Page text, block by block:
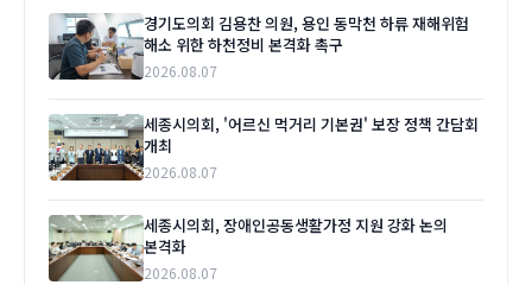
경기도의회 김용찬 의원, 용인 동막천 하류 재해위험
해소 위한 하천정비 본격화 촉구
2026.08.07
세종시의회, '어르신 먹거리 기본권' 보장 정책 간담회
개최
2026.08.07
세종시의회, 장애인공동생활가정 지원 강화 논의
본격화
2026.08.07